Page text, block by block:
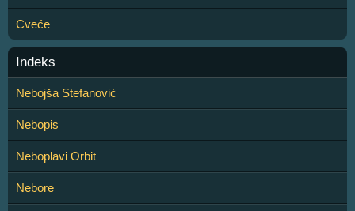
Cveće
Indeks
Nebojša Stefanović
Nebopis
Neboplavi Orbit
Nebore